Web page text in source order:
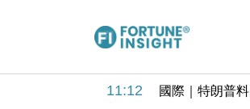
11:12 國際｜特朗普